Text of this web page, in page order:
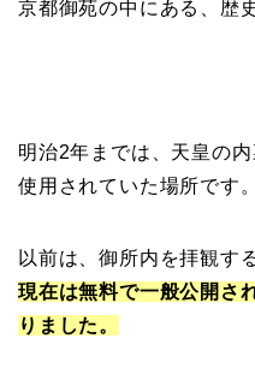
京都御苑の中にある、歴
明治2年までは、天皇の
使用されていた場所です。
以前は、御所内を拝観す
現在は無料で一般公開さ
りました。